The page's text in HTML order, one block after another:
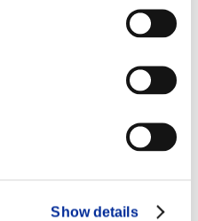
Show details